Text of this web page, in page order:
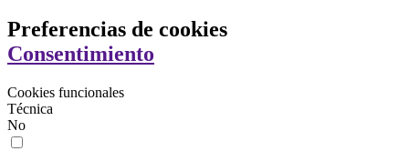
Preferencias de cookies
Consentimiento
Cookies funcionales
Técnica
No